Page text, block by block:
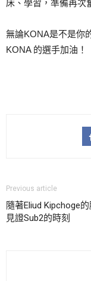
床、學習，準備再次
無論KONA是不是你
KONA 的選手加油！
Previous article
隨著Eliud Kipchoge
見證Sub2的時刻